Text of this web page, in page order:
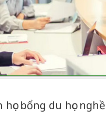
bổng du học